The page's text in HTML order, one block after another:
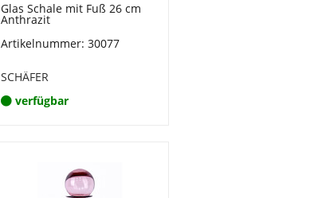
Glas Schale mit Fuß 26 cm
Anthrazit
Artikelnummer: 30077
SCHÄFER
verfügbar